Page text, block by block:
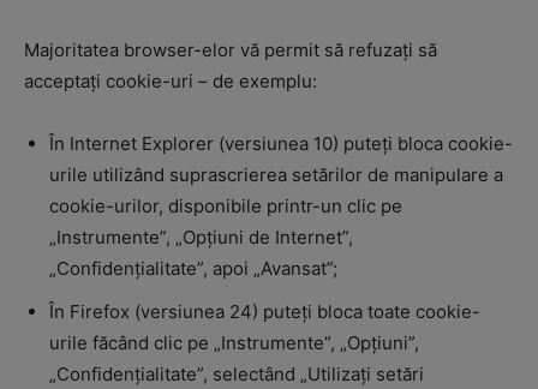
Majoritatea browser-elor vă permit să refuzați să
acceptați cookie-uri – de exemplu:
În Internet Explorer (versiunea 10) puteți bloca cookie-
urile utilizând suprascrierea setărilor de manipulare a
cookie-urilor, disponibile printr-un clic pe
„Instrumente”, „Opțiuni de Internet”,
„Confidențialitate”, apoi „Avansat”;
În Firefox (versiunea 24) puteți bloca toate cookie-
urile făcând clic pe „Instrumente”, „Opțiuni”,
„Confidențialitate”, selectând „Utilizați setări